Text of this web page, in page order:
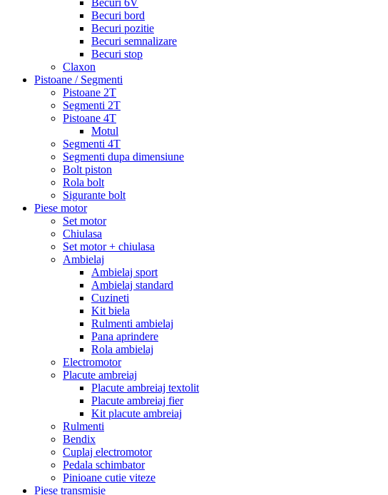
Becuri bord
Becuri pozitie
Becuri semnalizare
Becuri stop
Claxon
Pistoane / Segmenti
Pistoane 2T
Segmenti 2T
Pistoane 4T
Motul
Segmenti 4T
Segmenti dupa dimensiune
Bolt piston
Rola bolt
Sigurante bolt
Piese motor
Set motor
Chiulasa
Set motor + chiulasa
Ambielaj
Ambielaj sport
Ambielaj standard
Cuzineti
Kit biela
Rulmenti ambielaj
Pana aprindere
Rola ambielaj
Electromotor
Placute ambreiaj
Placute ambreiaj textolit
Placute ambreiaj fier
Kit placute ambreiaj
Rulmenti
Bendix
Cuplaj electromotor
Pedala schimbator
Pinioane cutie viteze
Piese transmisie